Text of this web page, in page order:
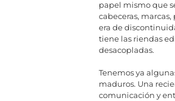
papel mismo que
cabeceras,
era de
tiene las riendas
desacopladas.
Tenemos ya
maduros. Una
comunicación y